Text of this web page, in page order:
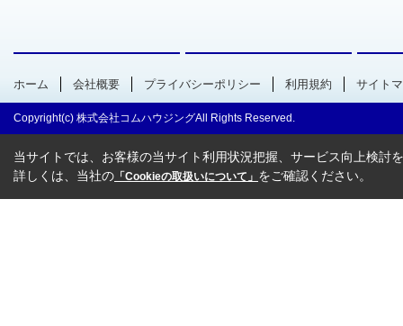
ホーム 会社概要 プライバシーポリシー 利用規約 サイト
Copyright(c) 株式会社コムハウジングAll Rights Reserved.
当サイトでは、お客様の当サイト利用状況把握、サービス向上検討
詳しくは、当社の 「Cookieの取扱いについて」 をご確認ください。